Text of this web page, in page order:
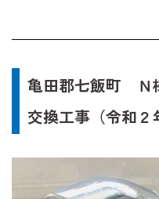
亀田郡七飯町 Ｎ
交換工事（令和２